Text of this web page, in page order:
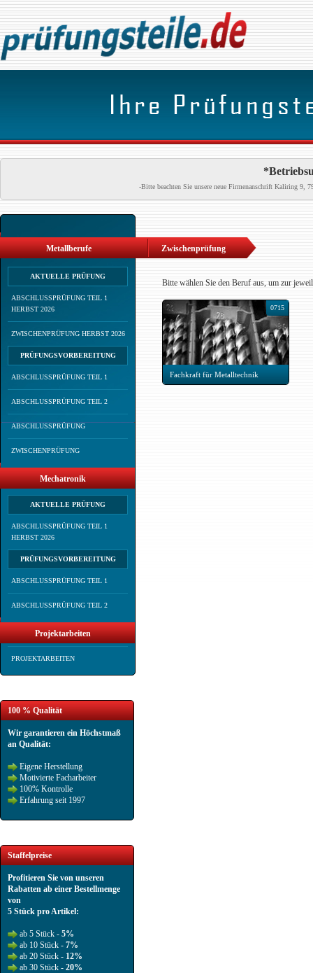
-Bitte beachten Sie unsere neue Firmenanschrift Kaliring 9,
Metallberufe
AKTUELLE PRÜFUNG
ABSCHLUSSPRÜFUNG TEIL 1
HERBST 2026
ZWISCHENPRÜFUNG HERBST 2026
PRÜFUNGSVORBEREITUNG
ABSCHLUSSPRÜFUNG TEIL 1
ABSCHLUSSPRÜFUNG TEIL 2
ABSCHLUSSPRÜFUNG
ZWISCHENPRÜFUNG
Mechatronik
AKTUELLE PRÜFUNG
ABSCHLUSSPRÜFUNG TEIL 1
HERBST 2026
PRÜFUNGSVORBEREITUNG
ABSCHLUSSPRÜFUNG TEIL 1
ABSCHLUSSPRÜFUNG TEIL 2
Projektarbeiten
PROJEKTARBEITEN
100 % Qualität
Wir garantieren ein Höchstmaß
an Qualität:
Eigene Herstellung
Motivierte Facharbeiter
100% Kontrolle
Erfahrung seit 1997
Staffelpreise
Profitieren Sie von unseren
Rabatten ab einer Bestellmenge
von
5 Stück pro Artikel:
ab 5 Stück - 5%
ab 10 Stück - 7%
ab 20 Stück - 12%
ab 30 Stück - 20%
Zwischenprüfung
Bitte wählen Sie den Beruf aus, um zur
0715
Fachkraft für Metalltechnik